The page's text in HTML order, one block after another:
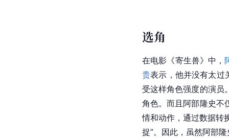
选角
在电影《寄生兽》中，
贵表示，他并没有太过
受这样角色强度的演员
角色。而且阿部隆史不
情和动作，通过数据转
捉”。因此，虽然阿部